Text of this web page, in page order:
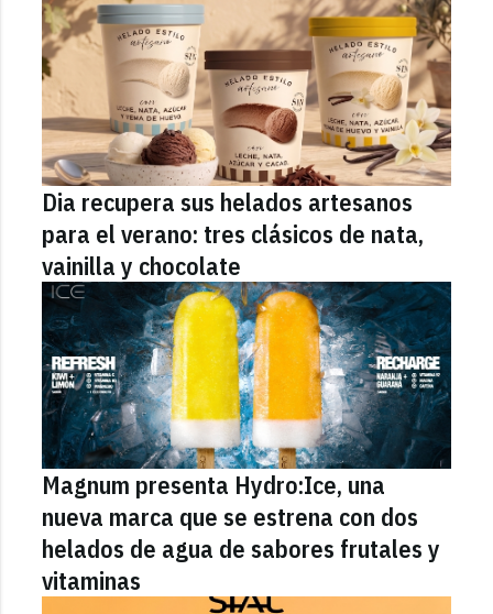
Dia recupera sus helados artesanos
para el verano: tres clásicos de nata,
vainilla y chocolate
Magnum presenta Hydro:Ice, una
nueva marca que se estrena con dos
helados de agua de sabores frutales y
vitaminas